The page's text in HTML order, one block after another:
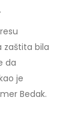
zaštita bila
da
je
Bedak.